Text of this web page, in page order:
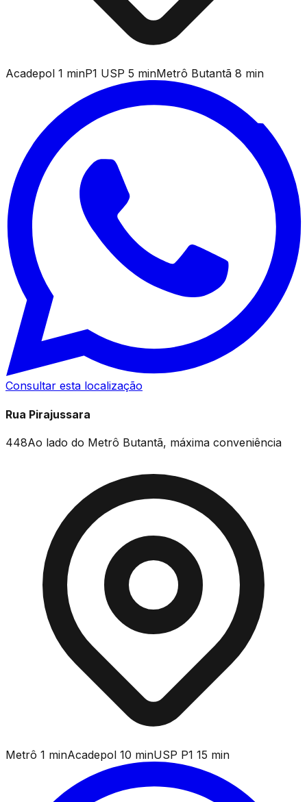
Acadepol 1 minP1 USP 5 minMetrô Butantã 8 min
Consultar esta localização
Rua Pirajussara
448Ao lado do Metrô Butantã, máxima conveniência
Metrô 1 minAcadepol 10 minUSP P1 15 min